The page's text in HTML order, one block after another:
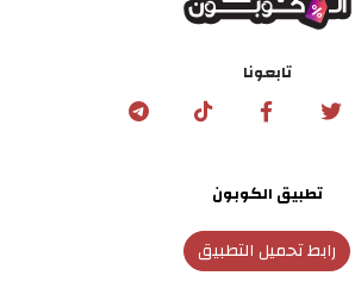
تابعونا
تطبيق الكوبون
رابط تحميل التطبيق